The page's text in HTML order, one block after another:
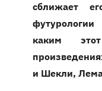
сближает
каким
и Шекли, Лема